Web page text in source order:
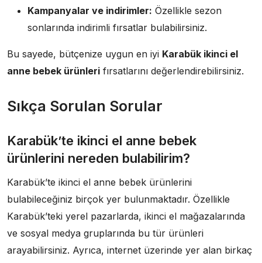
Kampanyalar ve indirimler: Özellikle sezon
sonlarında indirimli fırsatlar bulabilirsiniz.
Bu sayede, bütçenize uygun en iyi Karabük ikinci el
anne bebek ürünleri fırsatlarını değerlendirebilirsiniz.
Sıkça Sorulan Sorular
Karabük’te ikinci el anne bebek
ürünlerini nereden bulabilirim?
Karabük’te ikinci el anne bebek ürünlerini
bulabileceğiniz birçok yer bulunmaktadır. Özellikle
Karabük’teki yerel pazarlarda, ikinci el mağazalarında
ve sosyal medya gruplarında bu tür ürünleri
arayabilirsiniz. Ayrıca, internet üzerinde yer alan birkaç